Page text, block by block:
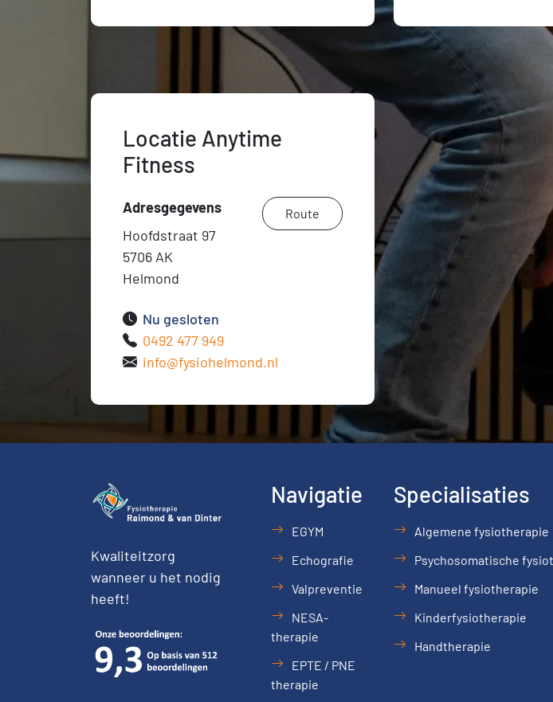
Locatie Anytime
Fitness
Adresgegevens
Hoofdstraat 97
5706 AK
Helmond
Route
Nu gesloten
0492 477 949
info@fysiohelmond.nl
Kwaliteitzorg
wanneer u het nodig
heeft!
Navigatie
EGYM
Echografie
Valpreventie
NESA-
therapie
EPTE / PNE
therapie
Specialisaties
Algemene fysiotherapie
Psychosomatische
Manueel fysiotherapie
Kinderfysiotherapie
Handtherapie